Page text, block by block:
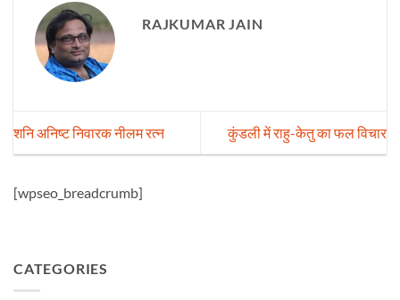
RAJKUMAR JAIN
शनि अनिष्ट निवारक नीलम रत्न कुंडली में राहु-केतु का फल विचार
[wpseo_breadcrumb]
CATEGORIES